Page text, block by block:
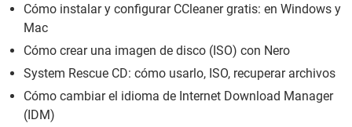
Cómo instalar y configurar CCleaner gratis: en Windows y
Mac
Cómo crear una imagen de disco (ISO) con Nero
System Rescue CD: cómo usarlo, ISO, recuperar archivos
Cómo cambiar el idioma de Internet Download Manager
(IDM)